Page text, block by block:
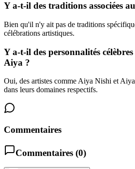
Y a-t-il des traditions associées
Bien qu'il n'y ait pas de traditions
célébrations artistiques.
Y a-t-il des personnalités
Aiya ?
Oui, des artistes comme Aiya Nishi et
dans leurs domaines respectifs.
Commentaires
Commentaires (0)